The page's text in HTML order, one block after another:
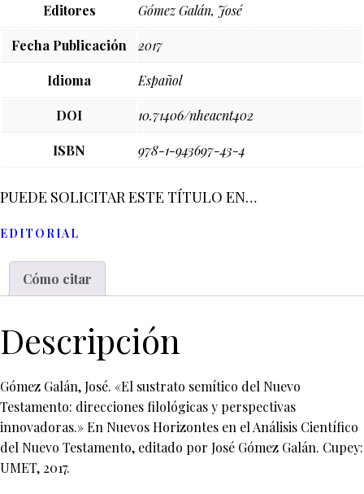
Editores Gómez Galán, José
Fecha Publicación 2017
Idioma Español
DOI 10.71406/nheacnt402
ISBN 978-1-943697-43-4
PUEDE SOLICITAR ESTE TÍTULO EN…
EDITORIAL
Cómo citar
Descripción
Gómez Galán, José. «El sustrato semítico del Nuevo
Testamento: direcciones filológicas y perspectivas
innovadoras.» En Nuevos Horizontes en el Análisis Científico
del Nuevo Testamento, editado por José Gómez Galán. Cupey:
UMET, 2017.